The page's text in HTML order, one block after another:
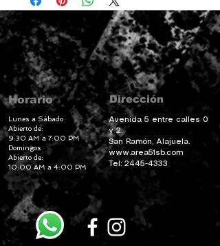
Horario
Lunes a Sábado
Abierto de:
9:30 AM a 7:00 PM
Domingos
Abierto de:
10:00 AM a 4:00 PM
Dirección
Avenida 5 entre calles 0
y 2.
San Ramón, Alajuela.
www.area51sb.com
Tel: 2445-4333